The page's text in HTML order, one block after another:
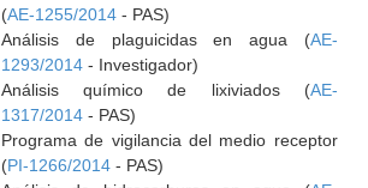
(AE-1255/2014- PAS)
Análisis de plaguicidas en agua (AE-
1293/2014- Investigador)
Análisis químico de lixiviados (AE-
1317/2014- PAS)
Programa de vigilancia del medio receptor
(PI-1266/2014- PAS)